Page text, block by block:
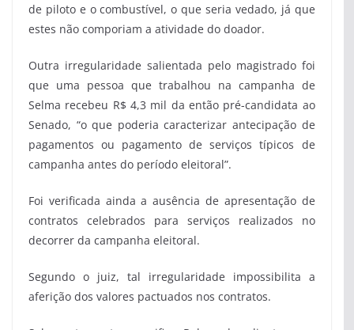
de piloto e o combustível, o que seria vedado, já que
estes não comporiam a atividade do doador.
Outra irregularidade salientada pelo magistrado foi
que uma pessoa que trabalhou na campanha de
Selma recebeu R$ 4,3 mil da então pré-candidata ao
Senado, “o que poderia caracterizar antecipação de
pagamentos ou pagamento de serviços típicos de
campanha antes do período eleitoral”.
Foi verificada ainda a ausência de apresentação de
contratos celebrados para serviços realizados no
decorrer da campanha eleitoral.
Segundo o juiz, tal irregularidade impossibilita a
aferição dos valores pactuados nos contratos.